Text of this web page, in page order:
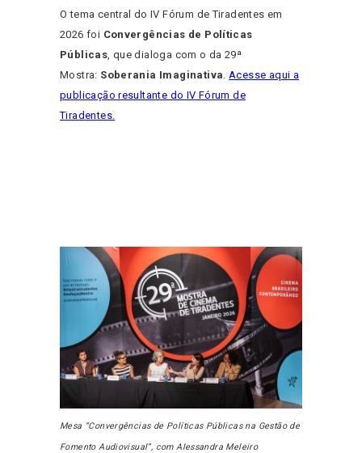
O tema central do IV Fórum de Tiradentes em
2026 foi Convergências de Políticas
Públicas, que dialoga com o da 29ª
Mostra: Soberania Imaginativa.Acesse aqui a
publicação resultante do IV Fórum de
Tiradentes.
Mesa “Convergências de Políticas Públicas na Gestão de
Fomento Audiovisual”, com Alessandra Meleiro